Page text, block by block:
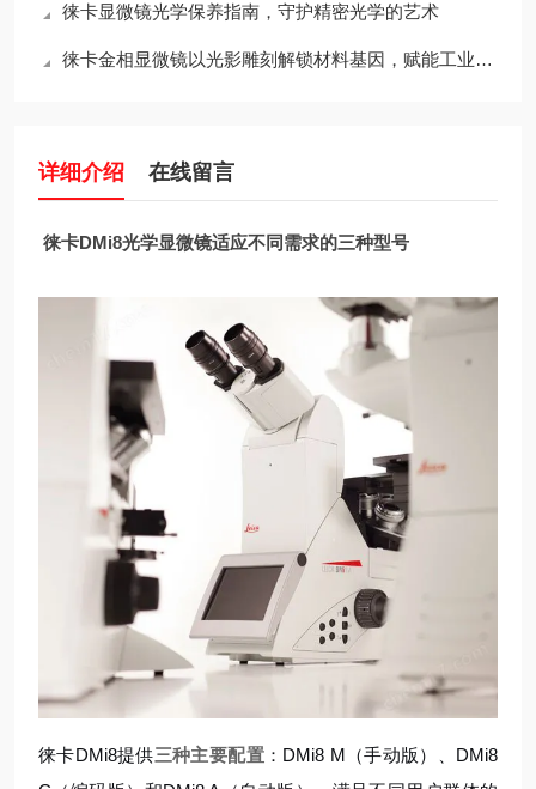
徕卡显微镜光学保养指南，守护精密光学的艺术
徕卡金相显微镜以光影雕刻解锁材料基因，赋能工业质检与科研突破
详细介绍 在线留言
徕卡DMi8光学显微镜适应不同需求的三种型号
徕卡DMi8提供三种主要配置：DMi8 M（手动版）、DMi8